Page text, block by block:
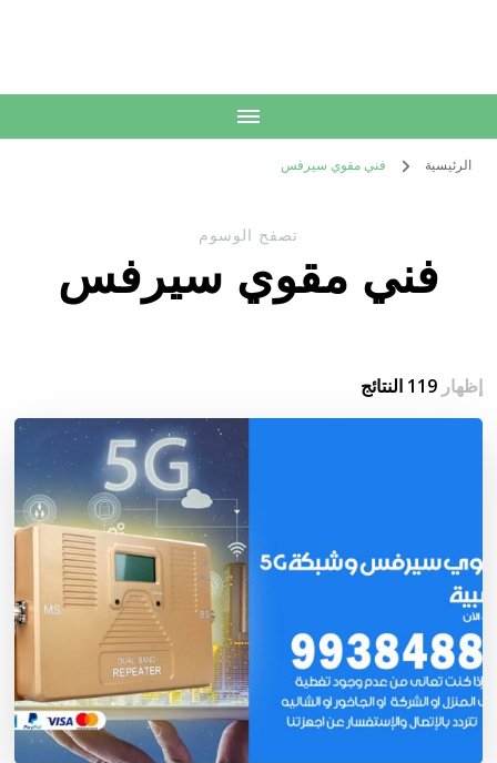
الرئيسية فني مقوي سيرفس
تصفح الوسوم
فني مقوي سيرفس
إظهار119 النتائج